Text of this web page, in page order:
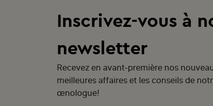
Inscrivez-vous à
newsletter
Recevez en avant-première nos
meilleures affaires et les conseils de
œnologue!